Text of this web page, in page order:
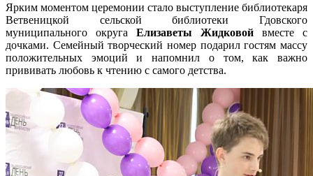
Ярким моментом церемонии стало выступление библиотекаря
Ветвеницкой сельской библиотеки Гдовского
муниципального округа Елизаветы Жидковой вместе с
дочками. Семейный творческий номер подарил гостям массу
положительных эмоций и напомнил о том, как важно
прививать любовь к чтению с самого детства.